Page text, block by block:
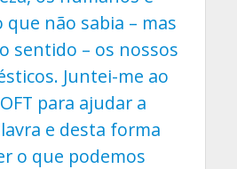
não sabia – mas
sentido – os nossos
Juntei-me ao
para ajudar a
e desta forma
o que podemos